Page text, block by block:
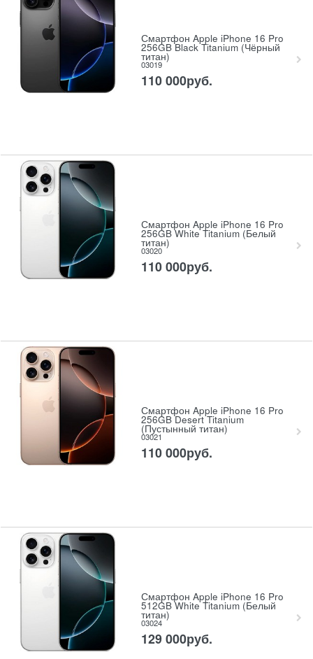
Смартфон Apple iPhone 16 Pro
256GB Black Titanium (Чёрный
титан)
03019
110 000руб.
Смартфон Apple iPhone 16 Pro
256GB White Titanium (Белый
титан)
03020
110 000руб.
Смартфон Apple iPhone 16 Pro
256GB Desert Titanium
(Пустынный титан)
03021
110 000руб.
Смартфон Apple iPhone 16 Pro
512GB White Titanium (Белый
титан)
03024
129 000руб.